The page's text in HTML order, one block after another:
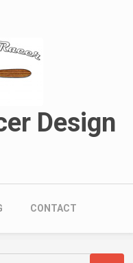
Design
CONTACT